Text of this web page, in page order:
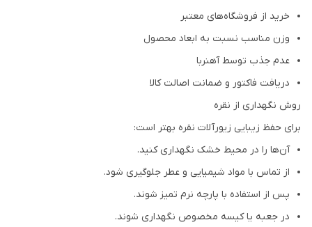
خرید از فروشگاه‌های معتبر
وزن مناسب نسبت به ابعاد محصول
عدم جذب توسط آهنربا
دریافت فاکتور و ضمانت اصالت کالا
روش نگهداری از نقره
برای حفظ زیبایی زیورآلات نقره بهتر است:
آن‌ها را در محیط خشک نگهداری کنید.
از تماس با مواد شیمیایی و عطر جلوگیری شود.
پس از استفاده با پارچه نرم تمیز شوند.
در جعبه یا کیسه مخصوص نگهداری شوند.